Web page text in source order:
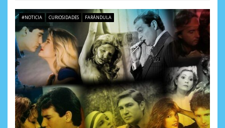
#NOTICIA CURIOSIDADES FARÁNDULA